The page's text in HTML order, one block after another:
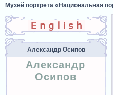
Музей портрета «Национальная
Александр Осипов
Александр
Осипов